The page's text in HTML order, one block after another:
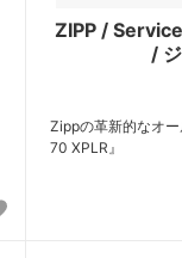
ZIPP /
/
Zippの革新的なオ
70 XPLR』